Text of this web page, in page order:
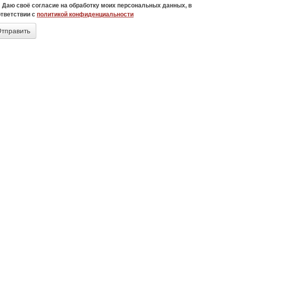
Даю своё согласие на обработку моих персональных данных, в
с политикой конфиденциальности